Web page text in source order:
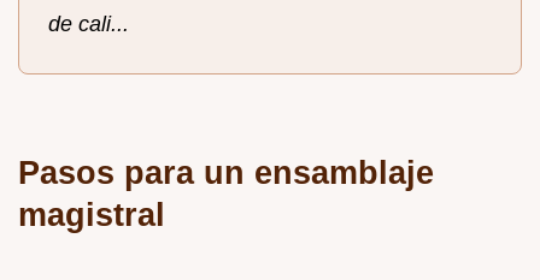
de cali...
Pasos para un ensamblaje
magistral